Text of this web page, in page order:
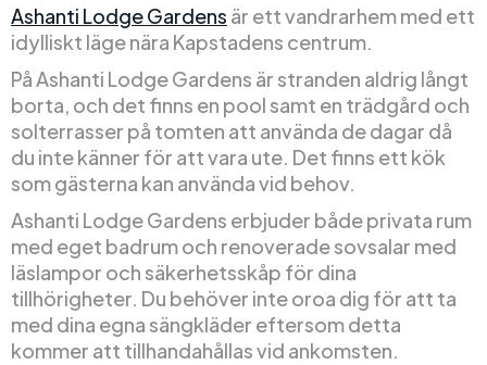
Ashanti Lodge Gardens är ett vandrarhem med ett
idylliskt läge nära Kapstadens centrum.
På Ashanti Lodge Gardens är stranden aldrig långt
borta, och det finns en pool samt en trädgård och
solterrasser på tomten att använda de dagar då
du inte känner för att vara ute. Det finns ett kök
som gästerna kan använda vid behov.
Ashanti Lodge Gardens erbjuder både privata rum
med eget badrum och renoverade sovsalar med
läslampor och säkerhetsskåp för dina
tillhörigheter. Du behöver inte oroa dig för att ta
med dina egna sängkläder eftersom detta
kommer att tillhandahållas vid ankomsten.